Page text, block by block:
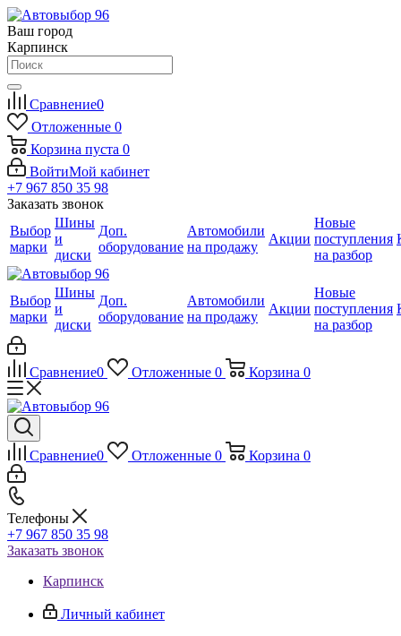
Ваш город
Карпинск
Сравнение0
Отложенные 0
Корзина пуста 0
ВойтиМой кабинет
+7 967 850 35 98
Заказать звонок
Выбор
марки
Шины
и
диски
Доп.
оборудование
Автомобили
на продажу
Акции
Новые
поступления
на разбор
Выбор
марки
Шины
и
диски
Доп.
оборудование
Автомобили
на продажу
Акции
Новые
поступления
на разбор
Сравнение0 Отложенные 0 Корзина 0
Сравнение0 Отложенные 0 Корзина 0
Телефоны
+7 967 850 35 98
Заказать звонок
Карпинск
Личный кабинет